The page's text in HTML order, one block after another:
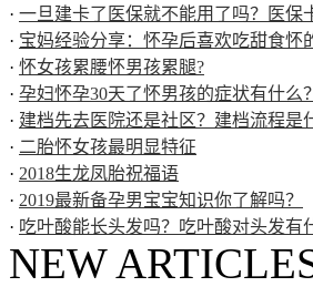
· 一旦建卡了医保就不能用了吗？医保
· 宝妈经验分享：怀孕后喜欢吃甜食怀
· 怀女孩累腰怀男孩累腿?
· 孕妇怀孕30天了怀男孩的症状有什么？
· 建档先去医院还是社区？建档流程是
· 二胎怀女孩最明显特征
· 2018生龙凤胎祝福语
· 2019最新备孕男宝宝知识你了解吗？
· 吃叶酸能长头发吗？吃叶酸对头发有
NEW